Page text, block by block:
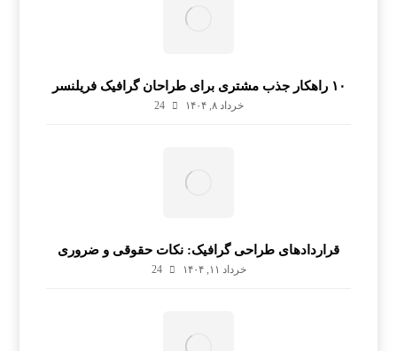
۱۰ راهکار جذب مشتری برای طراحان گرافیک فریلنسر
خرداد ۸, ۱۴۰۴ 24
قراردادهای طراحی گرافیک: نکات حقوقی و ضروری
خرداد ۱۱, ۱۴۰۴ 24